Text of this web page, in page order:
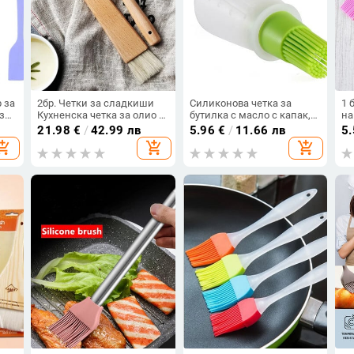
за
2бр. Четки за сладкиши
Кухненска четка за олио с
дървена дръжка от
естествен косъм Четка за
намазване за барбекю
Грил Готвене Инструменти
за печене на сладкиши
21.98 € /42.99 лв
add_shopping_cart
Силиконова четка за
бутилка с масло с капак,
устойчива на висока
температура, четка за сос,
палачинка за барбекю,
5.96 € / 11.66 лв
add_shopping_cart
1